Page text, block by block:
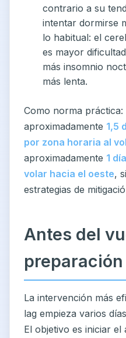
contrario a su
intentar dormirse
lo habitual: el
es mayor
más insomnio
más lenta.
Como norma
aproximadamente 1,5
por zona horaria al
aproximadamente 1
volar hacia el oeste,
estrategias de
Antes del
La intervención más
lag empieza varios
El objetivo es iniciar